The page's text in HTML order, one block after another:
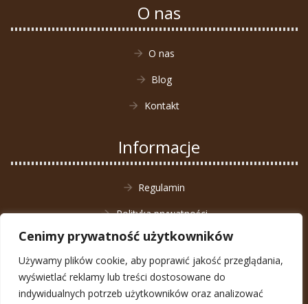
Cenimy prywatność użytkowników
Używamy plików cookie, aby poprawić jakość przeglądania,
wyświetlać reklamy lub treści dostosowane do
indywidualnych potrzeb użytkowników oraz analizować
O nas
O nas
Blog
Kontakt
Informacje
Regulamin
Polityka prywatności
Zwrot towaru